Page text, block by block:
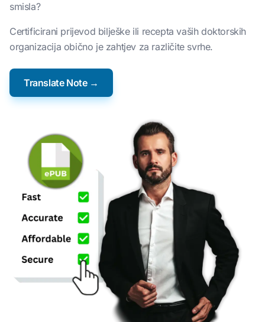
smisla?
Certificirani prijevod bilješke ili recepta vaših doktorskih
organizacija obično je zahtjev za različite svrhe.
Translate Note →